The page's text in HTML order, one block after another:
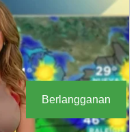
Berlangganan